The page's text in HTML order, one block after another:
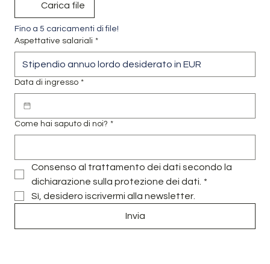
Carica file
Fino a 5 caricamenti di file!
Aspettative salariali *
Data di ingresso *
Come hai saputo di noi? *
Consenso al trattamento dei dati secondo la
dichiarazione sulla protezione dei dati. *
Sì, desidero iscrivermi alla newsletter.
Invia